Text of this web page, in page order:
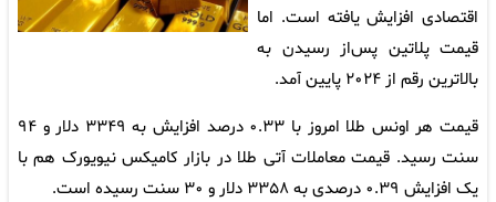
اقتصادی افزایش یافته است. اما
قیمت پلاتین پس‌از رسیدن به
بالاترین رقم از ۲۰۲۴ پایین آمد.
قیمت هر اونس طلا امروز با ۰‌.۳۳ درصد افزایش به ۳۳۴۹ دلار و ۹۴
سنت رسید. قیمت معاملات آتی طلا در بازار کامیکس نیویورک هم با
یک افزایش ۰.۳۹ درصدی به ۳۳۵۸ دلار و ۳۰ سنت رسیده است.